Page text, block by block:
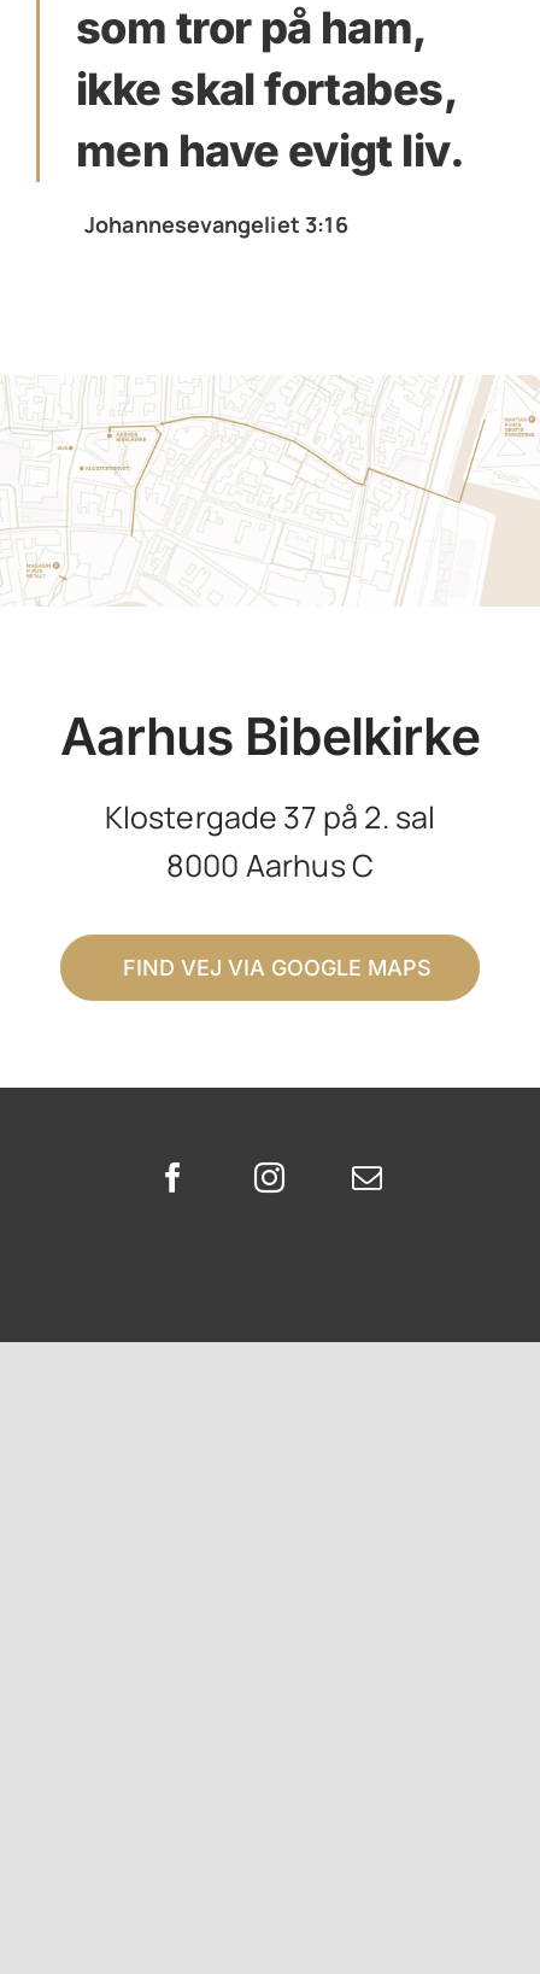
som tror på ham,
ikke skal fortabes,
men have evigt liv.
Johannesevangeliet 3:16
Aarhus Bibelkirke
Klostergade 37 på 2. sal
8000 Aarhus C
FIND VEJ VIA GOOGLE MAPS